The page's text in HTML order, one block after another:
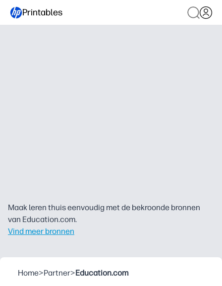
Printables
Maak leren thuis eenvoudig met de bekroonde bronnen
van Education.com.
Vind meer bronnen
Home>Partner>Education.com